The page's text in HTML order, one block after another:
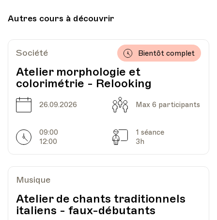
Lausanne
Date07.06.2022 Heure
18.15
Paroisse St-Jacques, Avenue du Léman 26,
Lausanne
Autres cours à découvrir
Société
Atelier morphologie et
colorimétrie - Relooking
Bientôt complet
Date
26.09.2026 Capacité
Max 6 participants
Horarires
09:00
12:00
Séances
1 séance
3h
Musique
Atelier de chants traditionnels
italiens - faux-débutants